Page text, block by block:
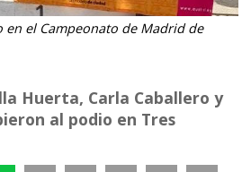
en el Campeonato de Madrid de
Huerta, Carla Caballero y
al podio en Tres